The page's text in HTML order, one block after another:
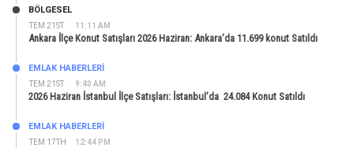
TEM 21ST 11:11 AM
BÖLGESEL
Ankara İlçe Konut Satışları 2026 Haziran: Ankara’da 11.699 konut Satıldı
TEM 21ST 9:40 AM
EMLAK HABERLERI
2026 Haziran İstanbul İlçe Satışları: İstanbul’da 24.084 Konut Satıldı
TEM 17TH 12:44 PM
EMLAK HABERLERI